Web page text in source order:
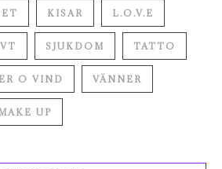
KISAR L.O.V.E
SJUKDOM TATTO
O VIND VÄNNER
UP